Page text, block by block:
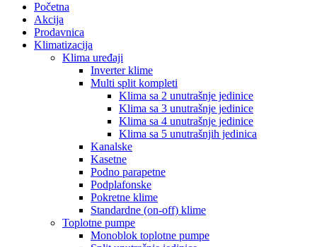
Početna
Akcija
Prodavnica
Klimatizacija
Klima uređaji
Inverter klime
Multi split kompleti
Klima sa 2 unutrašnje jedinice
Klima sa 3 unutrašnje jedinice
Klima sa 4 unutrašnje jedinice
Klima sa 5 unutrašnjih jedinica
Kanalske
Kasetne
Podno parapetne
Podplafonske
Pokretne klime
Standardne (on-off) klime
Toplotne pumpe
Monoblok toplotne pumpe